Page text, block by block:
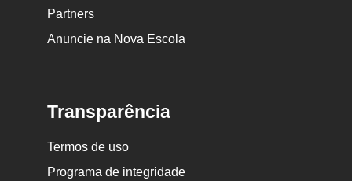
Partners
Anuncie na Nova Escola
Transparência
Termos de uso
Programa de integridade